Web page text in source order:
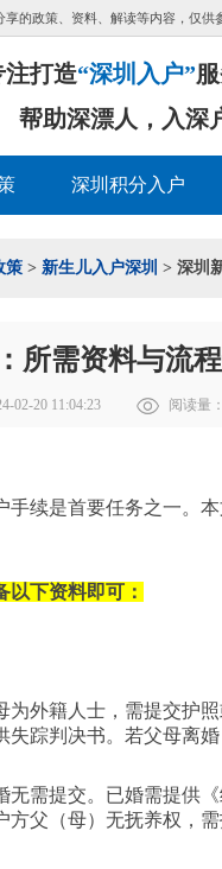
的政策、资料、解读等内容，仅供
注打造“深圳入户”
帮助深漂人，入深
深圳积分入户
策 > 新生儿入户深圳 > 深圳
所需资料与流
02-20 11:04:23 阅读量
续是首要任务之一。
下资料即可：
为外籍人士，需提交护
踪判决书。若父母离婚
无需提交。已婚需提供
父（母）无抚养权，